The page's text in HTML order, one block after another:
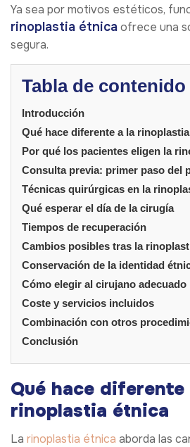
Ya sea por motivos estéticos,
rinoplastia étnicaofrece una
segura.
Tabla de contenido
Introducción
Qué hace diferente a la
Por qué los pacientes eligen la
Consulta previa: primer paso del
Técnicas quirúrgicas en la
Qué esperar el día de la cirugía
Tiempos de recuperación
Cambios posibles tras la
Conservación de la identidad
Cómo elegir al cirujano adecuado
Coste y servicios incluidos
Combinación con otros
Conclusión
Qué hace diferente
rinoplastia étnica
La rinoplastia étnica aborda las